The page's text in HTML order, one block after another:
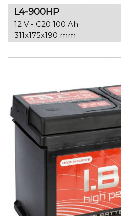
L4-900HP
12 V - C20 100 Ah
311x175x190 mm